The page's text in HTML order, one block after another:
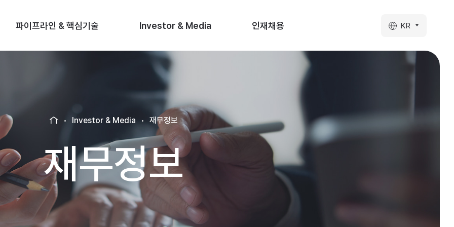
파이프라인 & 핵심기술 Investor & Media 인재채용 KR
H
E
Investor & Media 재무정보
재무정보